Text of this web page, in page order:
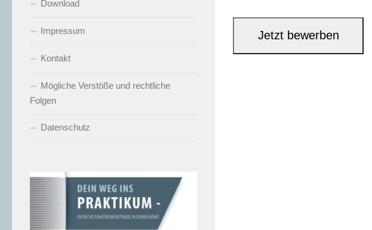
Download
Impressum
Kontakt
Mögliche Verstöße und rechtliche
Folgen
Datenschutz